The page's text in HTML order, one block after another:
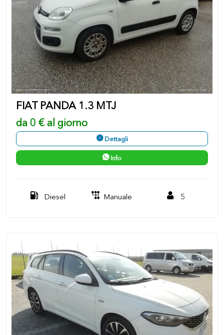
FIAT PANDA 1.3 MTJ
da 0 € al giorno
Dettagli
Info
Diesel Manuale 5